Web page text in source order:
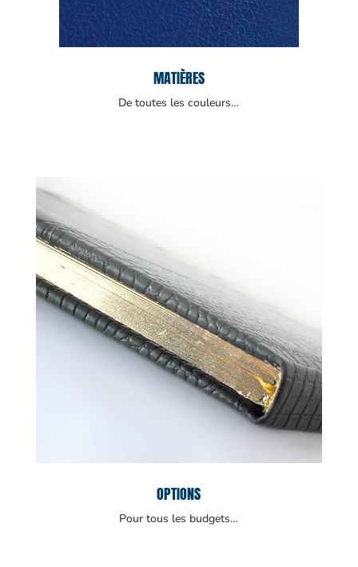
MATIÈRES
De toutes les couleurs…
OPTIONS
Pour tous les budgets…